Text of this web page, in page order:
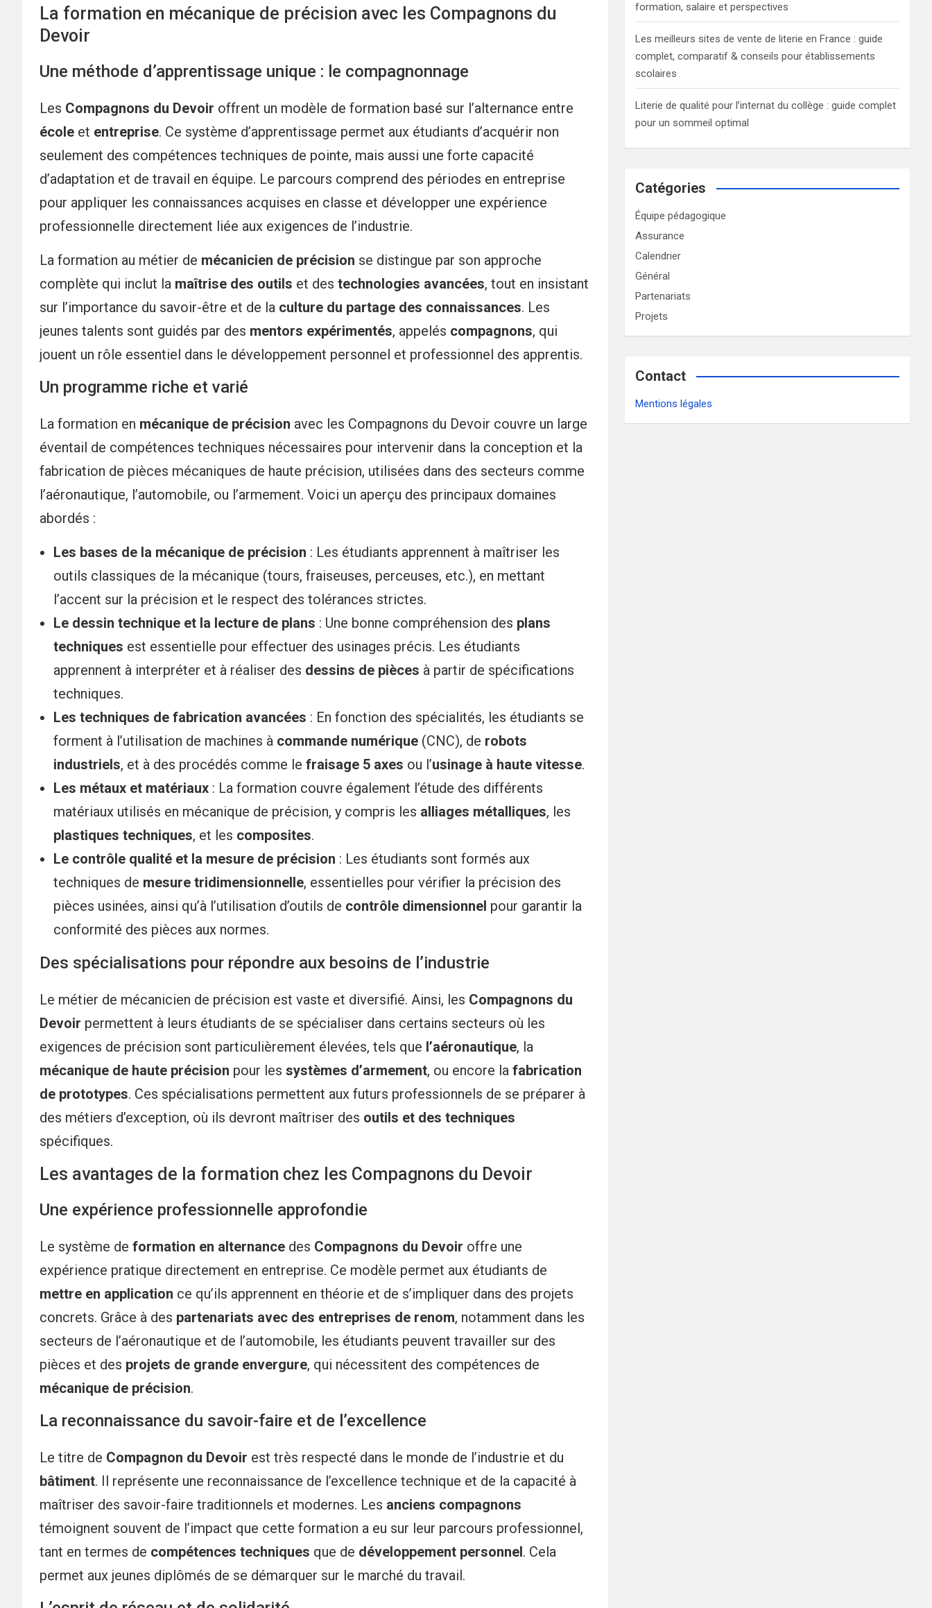
La formation en mécanique de précision avec les Compagnons du
Devoir
Une méthode d’apprentissage unique : le compagnonnage
Les Compagnons du Devoir offrent un modèle de formation basé sur l’alternance entre
école et entreprise. Ce système d’apprentissage permet aux étudiants d’acquérir non
seulement des compétences techniques de pointe, mais aussi une forte capacité
d’adaptation et de travail en équipe. Le parcours comprend des périodes en entreprise
pour appliquer les connaissances acquises en classe et développer une expérience
professionnelle directement liée aux exigences de l’industrie.
La formation au métier de mécanicien de précision se distingue par son approche
complète qui inclut la maîtrise des outils et des technologies avancées, tout en insistant
sur l’importance du savoir-être et de la culture du partage des connaissances. Les
jeunes talents sont guidés par des mentors expérimentés, appelés compagnons, qui
jouent un rôle essentiel dans le développement personnel et professionnel des apprentis.
Un programme riche et varié
La formation en mécanique de précision avec les Compagnons du Devoir couvre un large
éventail de compétences techniques nécessaires pour intervenir dans la conception et la
fabrication de pièces mécaniques de haute précision, utilisées dans des secteurs comme
l’aéronautique, l’automobile, ou l’armement. Voici un aperçu des principaux domaines
abordés :
Les bases de la mécanique de précision : Les étudiants apprennent à maîtriser les
outils classiques de la mécanique (tours, fraiseuses, perceuses, etc.), en mettant
l’accent sur la précision et le respect des tolérances strictes.
Le dessin technique et la lecture de plans : Une bonne compréhension des plans
techniques est essentielle pour effectuer des usinages précis. Les étudiants
apprennent à interpréter et à réaliser des dessins de pièces à partir de spécifications
techniques.
Les techniques de fabrication avancées : En fonction des spécialités, les étudiants se
forment à l’utilisation de machines à commande numérique (CNC), de robots
industriels, et à des procédés comme le fraisage 5 axes ou l’usinage à haute vitesse.
Les métaux et matériaux : La formation couvre également l’étude des différents
matériaux utilisés en mécanique de précision, y compris les alliages métalliques, les
plastiques techniques, et les composites.
Le contrôle qualité et la mesure de précision : Les étudiants sont formés aux
techniques de mesure tridimensionnelle, essentielles pour vérifier la précision des
pièces usinées, ainsi qu’à l’utilisation d’outils de contrôle dimensionnel pour garantir la
conformité des pièces aux normes.
Des spécialisations pour répondre aux besoins de l’industrie
Le métier de mécanicien de précision est vaste et diversifié. Ainsi, les Compagnons du
Devoir permettent à leurs étudiants de se spécialiser dans certains secteurs où les
exigences de précision sont particulièrement élevées, tels que l’aéronautique, la
mécanique de haute précision pour les systèmes d’armement, ou encore la fabrication
de prototypes. Ces spécialisations permettent aux futurs professionnels de se préparer à
des métiers d’exception, où ils devront maîtriser des outils et des techniques
spécifiques.
Les avantages de la formation chez les Compagnons du Devoir
Une expérience professionnelle approfondie
Le système de formation en alternance des Compagnons du Devoir offre une
expérience pratique directement en entreprise. Ce modèle permet aux étudiants de
mettre en application ce qu’ils apprennent en théorie et de s’impliquer dans des projets
concrets. Grâce à des partenariats avec des entreprises de renom, notamment dans les
secteurs de l’aéronautique et de l’automobile, les étudiants peuvent travailler sur des
pièces et des projets de grande envergure, qui nécessitent des compétences de
mécanique de précision.
La reconnaissance du savoir-faire et de l’excellence
Le titre de Compagnon du Devoir est très respecté dans le monde de l’industrie et du
bâtiment. Il représente une reconnaissance de l’excellence technique et de la capacité à
maîtriser des savoir-faire traditionnels et modernes. Les anciens compagnons
témoignent souvent de l’impact que cette formation a eu sur leur parcours professionnel,
tant en termes de compétences techniques que de développement personnel. Cela
permet aux jeunes diplômés de se démarquer sur le marché du travail.
formation, salaire et perspectives
Les meilleurs sites de vente de literie en France : guide
complet, comparatif & conseils pour établissements
scolaires
Literie de qualité pour l’internat du collège : guide complet
pour un sommeil optimal
Catégories
Équipe pédagogique
Assurance
Calendrier
Général
Partenariats
Projets
Contact
Mentions légales